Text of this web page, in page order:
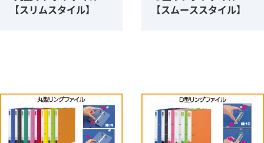
【スリムスタイル】
【スムーススタイル】